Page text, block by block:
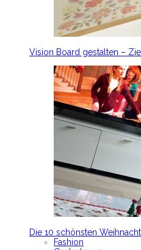
Vision Board gestalten –
Die 10 schönsten
Fashion